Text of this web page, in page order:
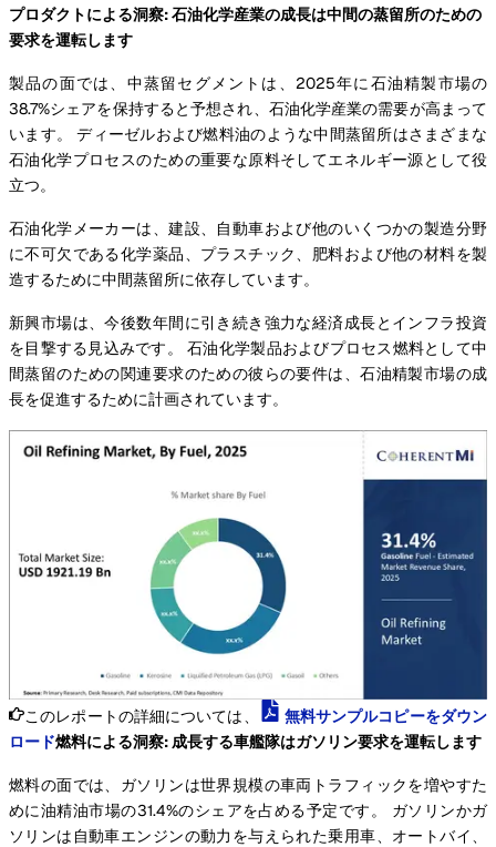
プロダクトによる洞察: 石油化学産業の成長は中間の蒸留所のための
要求を運転します
製品の面では、中蒸留セグメントは、2025年に石油精製市場の
38.7%シェアを保持すると予想され、石油化学産業の需要が高まって
います。 ディーゼルおよび燃料油のような中間蒸留所はさまざまな
石油化学プロセスのための重要な原料そしてエネルギー源として役
立つ。
石油化学メーカーは、建設、自動車および他のいくつかの製造分野
に不可欠である化学薬品、プラスチック、肥料および他の材料を製
造するために中間蒸留所に依存しています。
新興市場は、今後数年間に引き続き強力な経済成長とインフラ投資
を目撃する見込みです。 石油化学製品およびプロセス燃料として中
間蒸留のための関連要求のための彼らの要件は、石油精製市場の成
長を促進するために計画されています。
このレポートの詳細については、
無料サンプルコピーをダウン
ロード燃料による洞察: 成長する車艦隊はガソリン要求を運転します
燃料の面では、ガソリンは世界規模の車両トラフィックを増やすた
めに油精油市場の31.4%のシェアを占める予定です。 ガソリンかガ
ソリンは自動車エンジンの動力を与えられた乗用車、オートバイ、